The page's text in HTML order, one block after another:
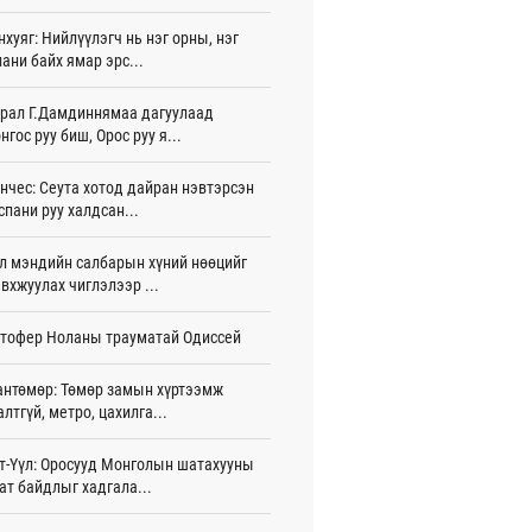
шигшээ баг Азийн наадам-д
бэлтгэлээ хангаж байна
цаг 1 мин
өөрчлөгдсөөр байна
цаг 16 мин
15-наас улсын дугаарын тэгш,
хорооллын арын замыг өнөөдөр
цагаас хаана
цаг 10 мин
дизель түлшний онцгой албан
тэглэлээ
15 цаг 58 мин
гүнж Евгени гурав дахь хүүхдээ
авлаа
15 цаг 50 мин
Нийлүүлэгч нь нэг орны, нэг
байх ямар эрс...
Г.Дамдиннямаа дагуулаад
руу биш, Орос руу я...
Сеута хотод дайран нэвтэрсэн
руу халдсан...
мэндийн салбарын хүний нөөцийг
чиглэлээр ...
Ноланы трауматай Одиссей
Төмөр замын хүртээмж
метро, цахилга...
Үүл: Оросууд Монголын шатахууны
байдлыг хадгала...